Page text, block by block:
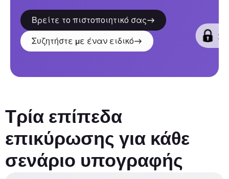
Βρείτε το πιστοποιητικό σας
Συζητήστε με έναν ειδικό
Τρία επίπεδα
επικύρωσης για κάθε
σενάριο υπογραφής